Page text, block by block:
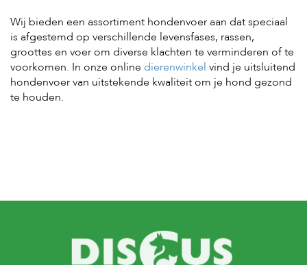
Wij bieden een assortiment hondenvoer aan dat speciaal
is afgestemd op verschillende levensfases, rassen,
groottes en voer om diverse klachten te verminderen of te
voorkomen. In onze online dierenwinkel vind je uitsluitend
hondenvoer van uitstekende kwaliteit om je hond gezond
te houden.